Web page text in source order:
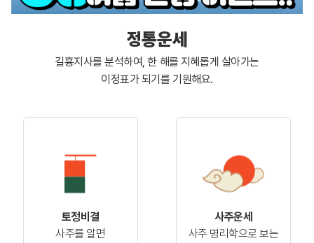
정통운세
길흉지사를 분석하여, 한 해를 지혜롭게 살아가는
이정표가 되기를 기원해요.
토정비결
사주를 알면
사주운세
사주 명리학으로 보는